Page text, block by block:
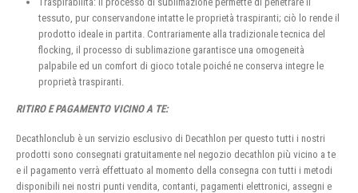
tessuto, pur conservandone intatte le proprietà traspiranti; ciò lo rende il
prodotto ideale in partita. Contrariamente alla tradizionale tecnica del
flocking, il processo di sublimazione garantisce una omogeneità
palpabile ed un comfort di gioco totale poiché ne conserva integre le
proprietà traspiranti.
RITIRO E PAGAMENTO VICINO A TE:
Decathlonclub è un servizio esclusivo di Decathlon per questo tutti i nostri
prodotti sono consegnati gratuitamente nel negozio decathlon più vicino a te
e il pagamento verrà effettuato al momento della consegna con tutti i metodi
disponibili nei nostri punti vendita, contanti, pagamenti elettronici, assegni e